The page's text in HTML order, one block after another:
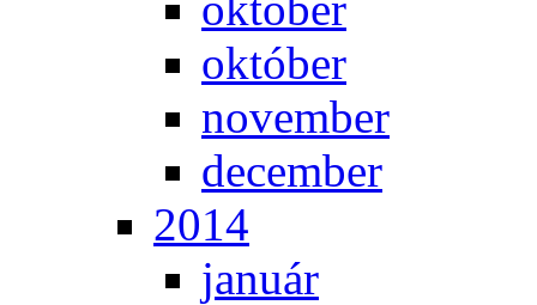
ok­tó­ber
no­vem­ber
de­cem­ber
2014
ja­nu­ár